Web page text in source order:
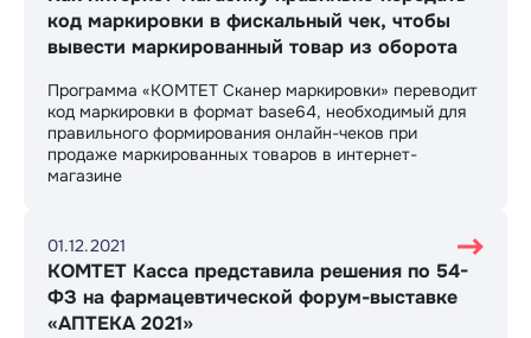
код маркировки в фискальный чек, чтобы
вывести маркированный товар из оборота
Программа «КОМТЕТ Сканер маркировки» переводит
код маркировки в формат base64, необходимый для
правильного формирования онлайн-чеков при
продаже маркированных товаров в интернет-
магазине
01.12.2021
КОМТЕТ Касса представила решения по 54-
ФЗ на фармацевтической форум-выставке
«АПТЕКА 2021»